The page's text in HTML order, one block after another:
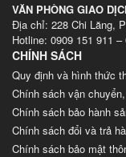
VĂN PHÒNG GIAO
Địa chỉ: 228 Chi Lăng,
Hotline: 0909 151 911
CHÍNH SÁCH
Quy định và hình thức
Chính sách vận
Chính sách bảo hành
Chính sách đổi và trả
Chính sách bảo mật